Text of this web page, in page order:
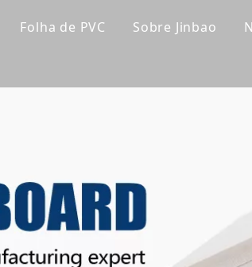
fosco
Folha de PVC
Painel de parede WPC
Sobre Jinbao